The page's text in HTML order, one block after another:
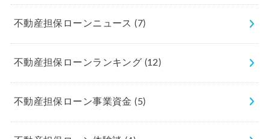
不動産担保ローンニュース(7)
不動産担保ローンランキング (12)
不動産担保ローン事業資金(5)